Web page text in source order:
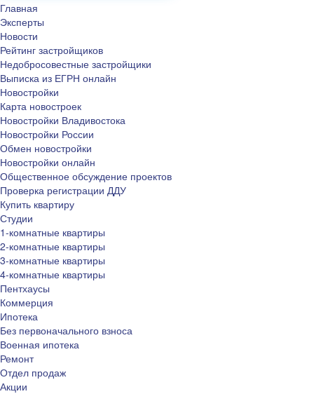
Главная
Эксперты
Новости
Рейтинг застройщиков
Недобросовестные застройщики
Выписка из ЕГРН онлайн
Новостройки
Карта новостроек
Новостройки Владивостока
Новостройки России
Обмен новостройки
Новостройки онлайн
Общественное обсуждение проектов
Проверка регистрации ДДУ
Купить квартиру
Студии
1-комнатные квартиры
2-комнатные квартиры
3-комнатные квартиры
4-комнатные квартиры
Пентхаусы
Коммерция
Ипотека
Без первоначального взноса
Военная ипотека
Ремонт
Отдел продаж
Акции